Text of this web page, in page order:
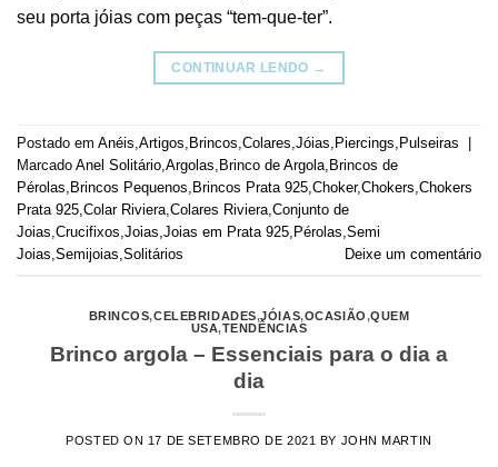
seu porta jóias com peças “tem-que-ter”.
CONTINUAR LENDO →
Postado em Anéis,Artigos, Brincos,Colares,Jóias, Piercings, Pulseiras
Marcado Anel Solitário,Argolas, Brinco de Argola, Brincos de
Pérolas, Brincos Pequenos, Brincos Prata 925,Choker,Chokers,Chokers
Prata 925,Colar Riviera,Colares Riviera,Conjunto de
Joias,Crucifixos,Joias,Joias em Prata 925, Pérolas,Semi
Joias,Semijoias,Solitários Deixe um comentário
BRINCOS,CELEBRIDADES,JÓIAS,OCASIÃO,QUEM
USA,TENDÊNCIAS
Brinco argola – Essenciais para o dia a
dia
POSTED ON 17 DE SETEMBRO DE 2021 BY JOHN MARTIN